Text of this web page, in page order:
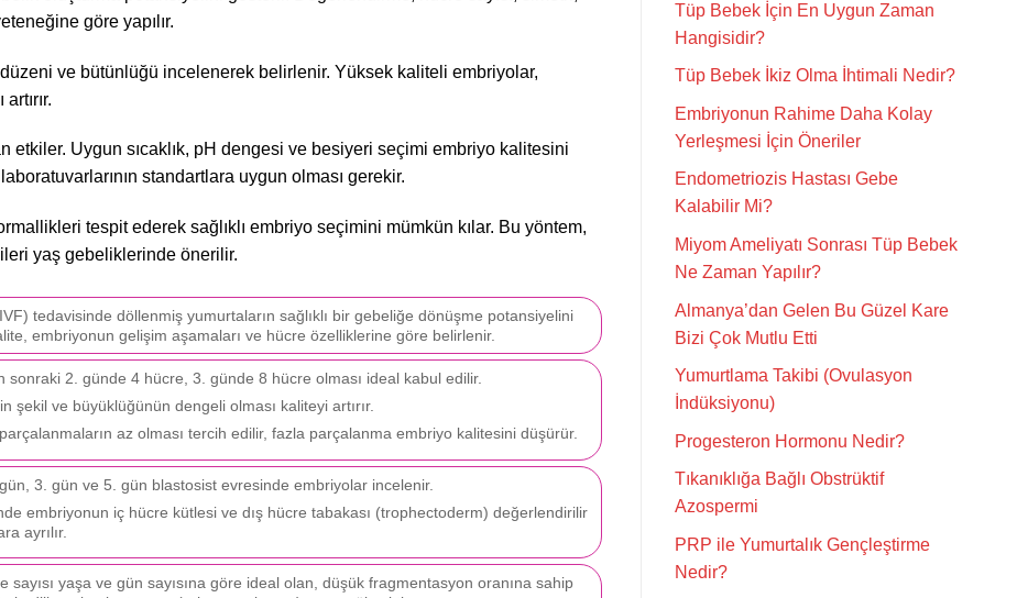
göre yapılır.
ve bütünlüğü incelenerek belirlenir. Yüksek kaliteli embriyolar,
etkiler. Uygun sıcaklık, pH dengesi ve besiyeri seçimi embriyo kalitesini
standartlara uygun olması gerekir.
tespit ederek sağlıklı embriyo seçimini mümkün kılar. Bu yöntem,
yaş gebeliklerinde önerilir.
tedavisinde döllenmiş yumurtaların sağlıklı bir gebeliğe dönüşme potansiyelini
embriyonun gelişim aşamaları ve hücre özelliklerine göre belirlenir.
sonraki 2. günde 4 hücre, 3. günde 8 hücre olması ideal kabul edilir.
şekil ve büyüklüğünün dengeli olması kaliteyi artırır.
az olması tercih edilir, fazla parçalanma embriyo kalitesini düşürür.
3. gün ve 5. gün blastosist evresinde embriyolar incelenir.
embriyonun iç hücre kütlesi ve dış hücre tabakası (trophectoderm) değerlendirilir
ayrılır.
sayısı yaşa ve gün sayısına göre ideal olan, düşük fragmentasyon oranına sahip
Tüp Bebek İçin En Uygun Zaman
Hangisidir?
Tüp Bebek İkiz Olma İhtimali Nedir?
Embriyonun Rahime Daha Kolay
Yerleşmesi İçin Öneriler
Endometriozis Hastası Gebe
Kalabilir Mi?
Miyom Ameliyatı Sonrası Tüp Bebek
Ne Zaman Yapılır?
Almanya’dan Gelen Bu Güzel Kare
Bizi Çok Mutlu Etti
Yumurtlama Takibi (Ovulasyon
İndüksiyonu)
Progesteron Hormonu Nedir?
Tıkanıklığa Bağlı Obstrüktif
Azospermi
PRP ile Yumurtalık Gençleştirme
Nedir?